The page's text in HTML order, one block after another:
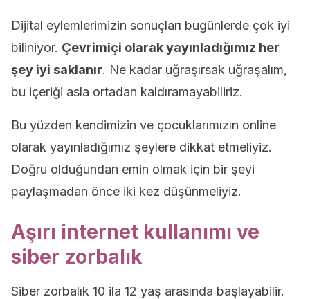
Dijital eylemlerimizin sonuçları bugünlerde çok iyi
biliniyor. Çevrimiçi olarak yayınladığımız her
şey iyi saklanır. Ne kadar uğraşırsak uğraşalım,
bu içeriği asla ortadan kaldıramayabiliriz.
Bu yüzden kendimizin ve çocuklarımızın online
olarak yayınladığımız şeylere dikkat etmeliyiz.
Doğru olduğundan emin olmak için bir şeyi
paylaşmadan önce iki kez düşünmeliyiz.
Aşırı internet kullanımı ve
siber zorbalık
Siber zorbalık 10 ila 12 yaş arasında başlayabilir.